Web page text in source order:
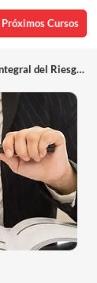
Próximos Cursos
del Riesgo